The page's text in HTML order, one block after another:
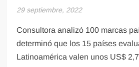
29 septiembre, 2022
Consultora analizó 100 marcas
determinó que los 15 países
Latinoamérica valen unos US$